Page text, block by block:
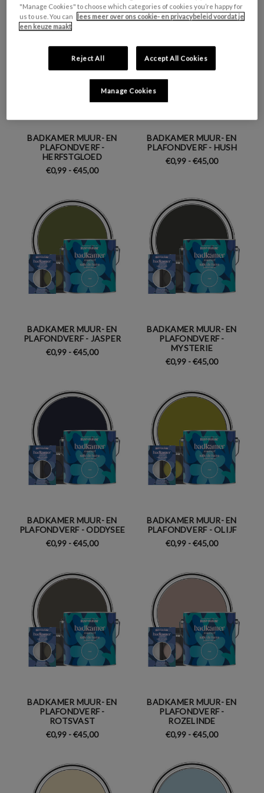
BADKAMER MUUR- EN
PLAFONDVERF -
HERFSTGLOED
€0,99 - €45,00
BADKAMER MUUR- EN
PLAFONDVERF - HUSH
€0,99 - €45,00
BADKAMER MUUR- EN
PLAFONDVERF - JASPER
€0,99 - €45,00
BADKAMER MUUR- EN
PLAFONDVERF -
MYSTERIE
€0,99 - €45,00
BADKAMER MUUR- EN
PLAFONDVERF - ODDYSEE
€0,99 - €45,00
BADKAMER MUUR- EN
PLAFONDVERF - OLIJF
€0,99 - €45,00
BADKAMER MUUR- EN
PLAFONDVERF -
ROTSVAST
€0,99 - €45,00
BADKAMER MUUR- EN
PLAFONDVERF -
ROZELINDE
€0,99 - €45,00
"Manage Cookies" to choose which categories of cookies you’re happy for
us to use. You can
lees meer over ons cookie- en privacybeleid voordat je
een keuze maakt
Reject All Accept All Cookies
Manage Cookies